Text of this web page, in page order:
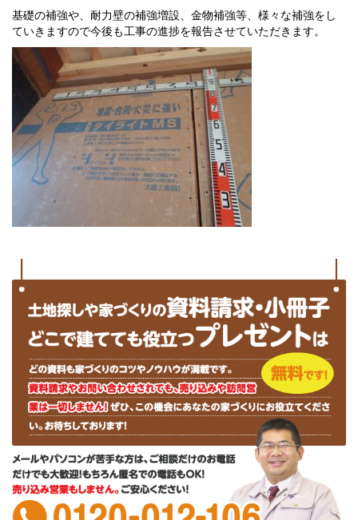
基礎の補強や、耐力壁の補強増設、金物補強等、様々な補強をし
ていきますので今後も工事の進捗を報告させていただきます。